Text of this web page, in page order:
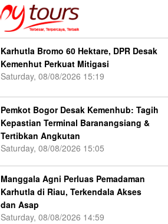
Karhutla Bromo 60 Hektare, DPR Desak
Kemenhut Perkuat Mitigasi
Saturday, 08/08/2026 15:19
Pemkot Bogor Desak Kemenhub: Tagih
Kepastian Terminal Baranangsiang &
Tertibkan Angkutan
Saturday, 08/08/2026 15:05
Manggala Agni Perluas Pemadaman
Karhutla di Riau, Terkendala Akses
dan Asap
Saturday, 08/08/2026 14:59